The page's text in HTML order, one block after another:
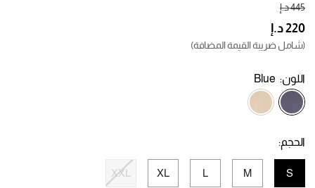
(شامل ضريبة القيمة المضافة)
اللون:Blue
الحجم:
M
XL
XXL